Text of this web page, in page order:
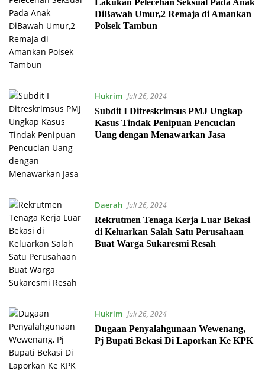
DiBawah Umur,2 Remaja di Amankan
Polsek Tambun
Hukrim Juli 26, 2024
Subdit I Ditreskrimsus PMJ Ungkap
Kasus Tindak Penipuan Pencucian
Uang dengan Menawarkan Jasa
Daerah Juli 26, 2024
Rekrutmen Tenaga Kerja Luar Bekasi
di Keluarkan Salah Satu Perusahaan
Buat Warga Sukaresmi Resah
Hukrim Juli 26, 2024
Dugaan Penyalahgunaan Wewenang,
Pj Bupati Bekasi Di Laporkan Ke KPK